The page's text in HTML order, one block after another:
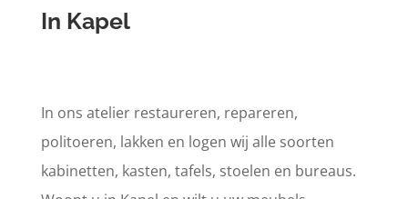
In Kapel
In ons atelier restaureren, repareren,
politoeren, lakken en logen wij alle soorten
kabinetten, kasten, tafels, stoelen en bureaus.